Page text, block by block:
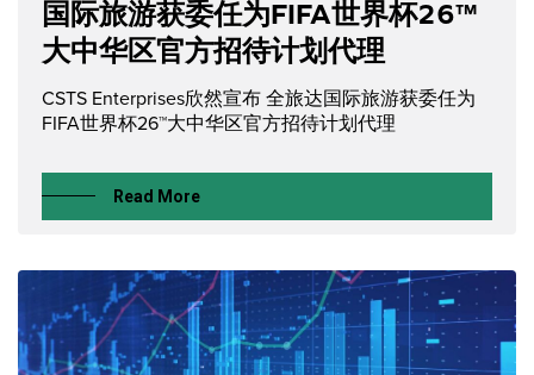
国际旅游获委任为FIFA世界杯26™
大中华区官方招待计划代理
CSTS Enterprises欣然宣布 全旅达国际旅游获委任为
FIFA世界杯26™大中华区官方招待计划代理
Read More